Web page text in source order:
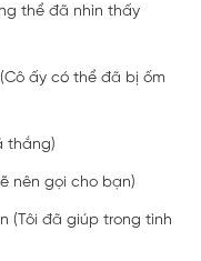
thể đã nhìn thấy
ấy có thể đã bị ốm
thắng)
nên gọi cho bạn)
(Tôi đã giúp trong tình